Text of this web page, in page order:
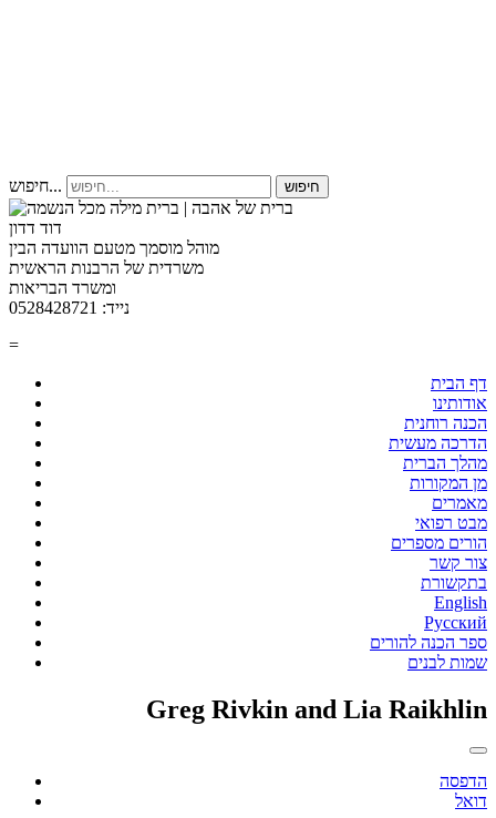
חיפוש... חיפוש
דוד דדון
מוהל מוסמך מטעם הוועדה הבין
משרדית של הרבנות הראשית
ומשרד הבריאות
נייד: 0528428721
=
דף הבית
אודותינו
הכנה רוחנית
הדרכה מעשית
מהלך הברית
מן המקורות
מאמרים
מבט רפואי
הורים מספרים
צור קשר
בתקשורת
English
Русский
ספר הכנה להורים
שמות לבנים
Greg Rivkin and Lia Raikhlin
הדפסה
דואל